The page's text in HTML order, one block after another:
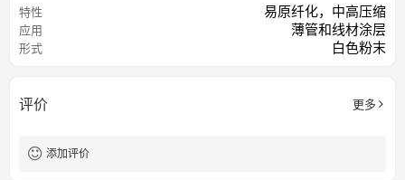
特性 易原纤化，中高压缩
应用 薄管和线材涂层
形式 白色粉末
评价 更多
添加评价